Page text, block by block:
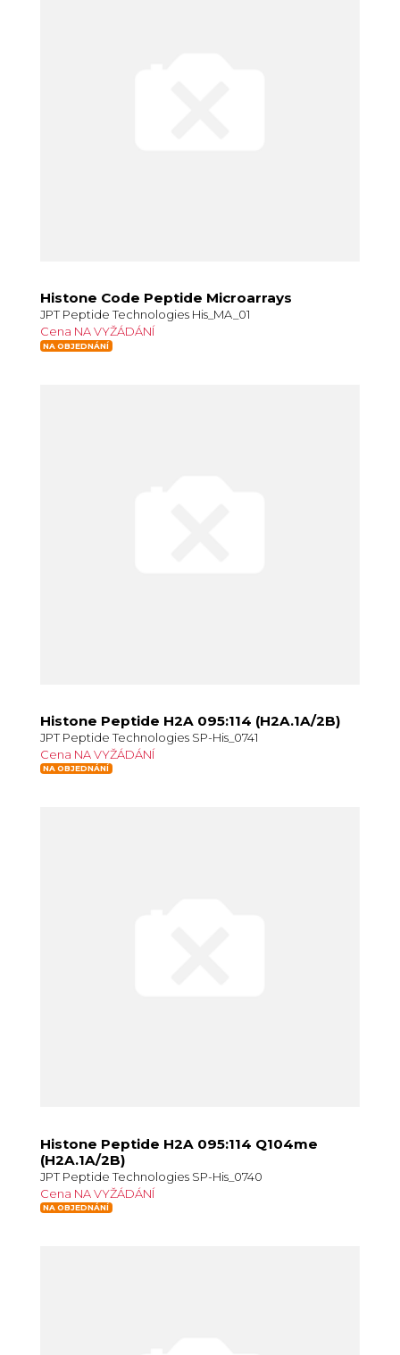
Histone Code Peptide Microarrays
JPT Peptide Technologies His_MA_01
Cena NA VYŽÁDÁNÍ
NA OBJEDNÁNÍ
Histone Peptide H2A 095:114 (H2A.1A/2B)
JPT Peptide Technologies SP-His_0741
Cena NA VYŽÁDÁNÍ
NA OBJEDNÁNÍ
Histone Peptide H2A 095:114 Q104me
(H2A.1A/2B)
JPT Peptide Technologies SP-His_0740
Cena NA VYŽÁDÁNÍ
NA OBJEDNÁNÍ